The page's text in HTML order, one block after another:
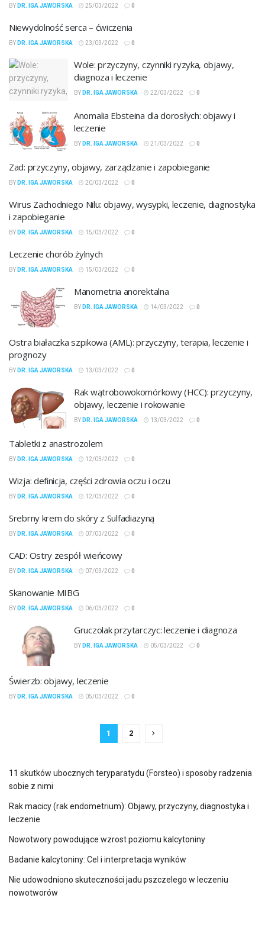
BY DR. IGA JAWORSKA 25/03/2022 0
Niewydolność serca – ćwiczenia
BY DR. IGA JAWORSKA 23/03/2022 0
Wole: przyczyny, czynniki ryzyka, objawy,
diagnoza i leczenie
BY DR. IGA JAWORSKA 22/03/2022 0
Anomalia Ebsteina dla dorosłych: objawy i
leczenie
BY DR. IGA JAWORSKA 21/03/2022 0
Zad: przyczyny, objawy, zarządzanie i zapobieganie
BY DR. IGA JAWORSKA 20/03/2022 0
Wirus Zachodniego Nilu: objawy, wysypki, leczenie, diagnostyka
i zapobieganie
BY DR. IGA JAWORSKA 15/03/2022 0
Leczenie chorób żylnych
BY DR. IGA JAWORSKA 15/03/2022 0
Manometria anorektalna
BY DR. IGA JAWORSKA 14/03/2022 0
Ostra białaczka szpikowa (AML): przyczyny, terapia, leczenie i
prognozy
BY DR. IGA JAWORSKA 13/03/2022 0
Rak wątrobowokomórkowy (HCC): przyczyny,
objawy, leczenie i rokowanie
BY DR. IGA JAWORSKA 13/03/2022 0
Tabletki z anastrozolem
BY DR. IGA JAWORSKA 12/03/2022 0
Wizja: definicja, części zdrowia oczu i oczu
BY DR. IGA JAWORSKA 12/03/2022 0
Srebrny krem ​​​​do skóry z Sulfadiazyną
BY DR. IGA JAWORSKA 07/03/2022 0
CAD: Ostry zespół wieńcowy
BY DR. IGA JAWORSKA 07/03/2022 0
Skanowanie MIBG
BY DR. IGA JAWORSKA 06/03/2022 0
Gruczolak przytarczyc: leczenie i diagnoza
BY DR. IGA JAWORSKA 05/03/2022 0
Świerzb: objawy, leczenie
BY DR. IGA JAWORSKA 05/03/2022 0
1 2
11 skutków ubocznych teryparatydu (Forsteo) i sposoby radzenia
sobie z nimi
Rak macicy (rak endometrium): Objawy, przyczyny, diagnostyka i
leczenie
Nowotwory powodujące wzrost poziomu kalcytoniny
Badanie kalcytoniny: Cel i interpretacja wyników
Nie udowodniono skuteczności jadu pszczelego w leczeniu
nowotworów